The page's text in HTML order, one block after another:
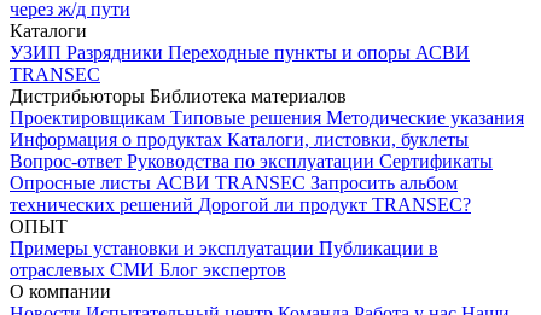
через ж/д пути
Каталоги
УЗИП Разрядники Переходные пункты и опоры АСВИ
TRANSEC
Дистрибьюторы Библиотека материалов
Проектировщикам Типовые решения Методические указания
Информация о продуктах Каталоги, листовки, буклеты
Вопрос-ответ Руководства по эксплуатации Сертификаты
Опросные листы АСВИ TRANSEC Запросить альбом
технических решений Дорогой ли продукт TRANSEC?
ОПЫТ
Примеры установки и эксплуатации Публикации в
отраслевых СМИ Блог экспертов
О компании